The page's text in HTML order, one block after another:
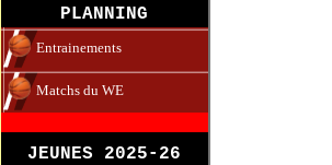
PLANNING
Entrainements
Matchs du WE
JEUNES 2025-26